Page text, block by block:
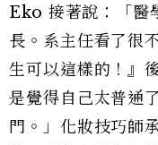
Eko 接著說：「醫
長。系主任看了很
生可以這樣的！』
是覺得自己太普通
門。」化妝技巧師